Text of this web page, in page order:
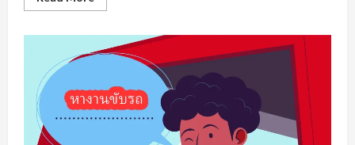
more
เพชรบูรณ์
ตำแหน่ง
งาน
ว่าง
ที่